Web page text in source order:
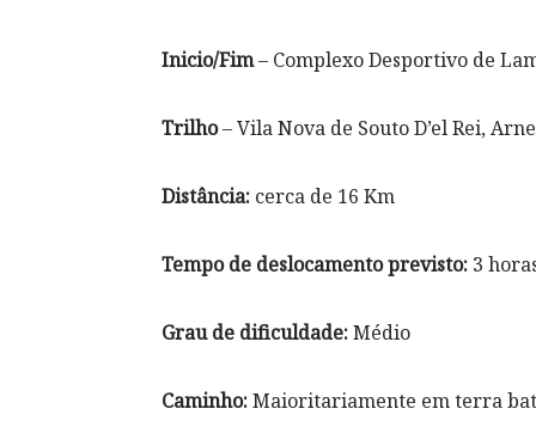
Inicio/Fim– Complexo Desportivo de
Trilho– Vila Nova de Souto D’el Rei,
Distância: cerca de 16 Km
Tempo de deslocamento previsto: 3
Grau de dificuldade:Médio
Caminho:Maioritariamente em terra